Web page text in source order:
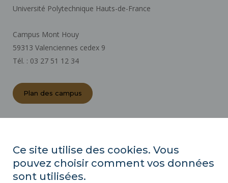
Université Polytechnique Hauts-de-France
Campus Mont Houy
59313 Valenciennes cedex 9
Tél. : 03 27 51 12 34
Plan des campus
MARCHÉS PUBLICS
PLAN DU SITE
Ce site utilise des cookies. Vous
pouvez choisir comment vos données
sont utilisées.